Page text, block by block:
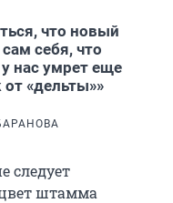
что новый
себя, что
нас умрет еще
«дельты»»
следует
штамма